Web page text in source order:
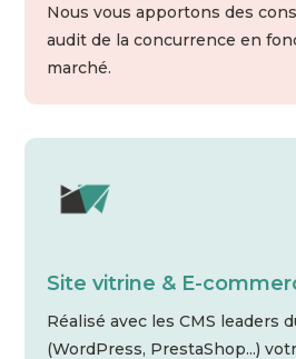
Nous vous apportons des
audit de la concurrence en
marché.
Site vitrine & E-
Réalisé avec les CMS leaders
(WordPress, PrestaShop...)